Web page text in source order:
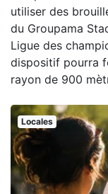
utiliser des
du Groupama
Ligue des
dispositif pourra
rayon de 900
Locales